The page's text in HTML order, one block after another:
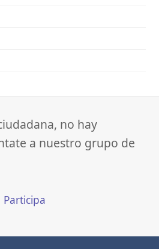
no hay
a nuestro grupo de
Participa